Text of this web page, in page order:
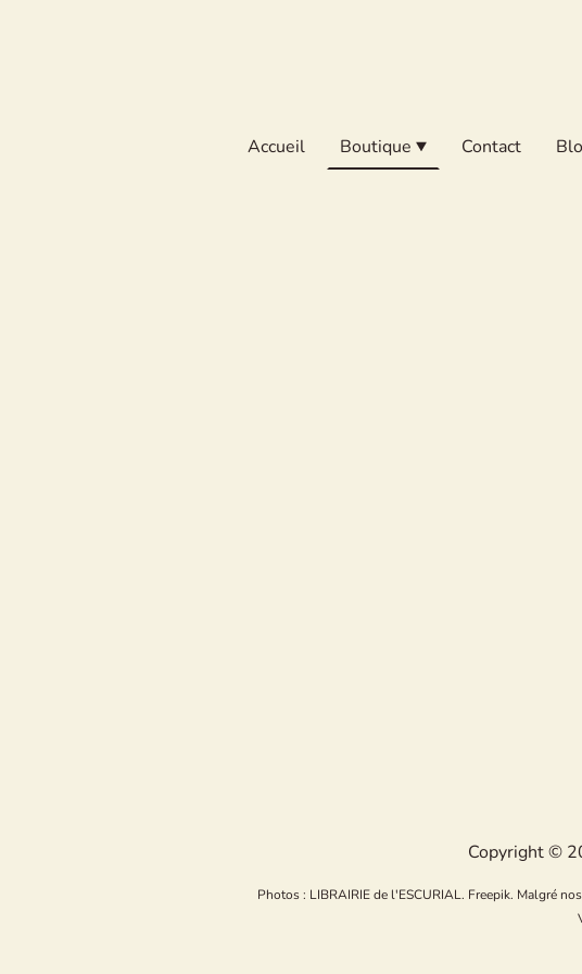
Accueil Boutique Contact
Copyright ©
Photos : LIBRAIRIE de l'ESCURIAL. Freepik. Malgré